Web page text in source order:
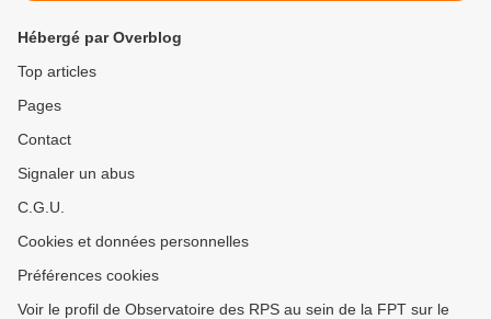
Hébergé par Overblog
Top articles
Pages
Contact
Signaler un abus
C.G.U.
Cookies et données personnelles
Préférences cookies
Voir le profil de Observatoire des RPS au sein de la FPT sur le